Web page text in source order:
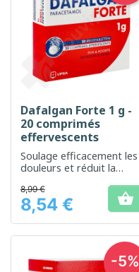
Dafalgan Forte 1 g -
20 comprimés
effervescents
Soulage efficacement les
douleurs et réduit la
Prix
8,99 €
8,54 € 
-5%